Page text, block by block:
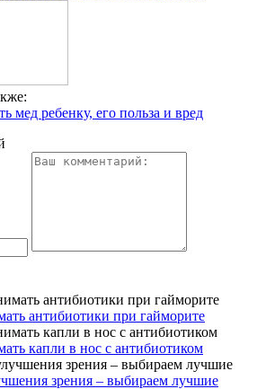
мед ребенку, его польза и вред
антибиотики при гайморите
капли в нос с антибиотиком
зрения – выбираем лучшие